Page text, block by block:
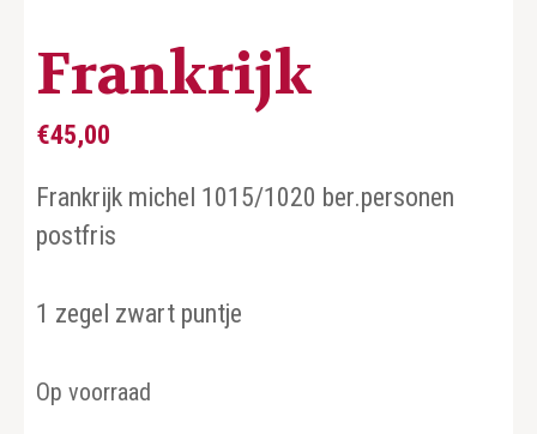
Frankrijk
€45,00
Frankrijk michel 1015/1020 ber.personen
postfris
1 zegel zwart puntje
Op voorraad